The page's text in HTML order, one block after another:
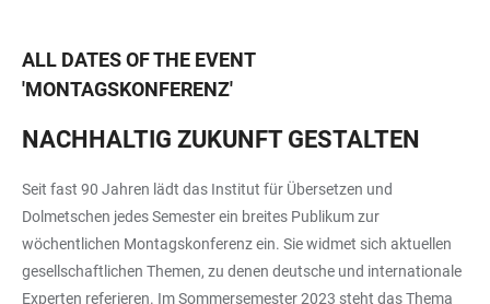
ALL DATES OF THE EVENT
'MONTAGSKONFERENZ'
NACHHALTIG ZUKUNFT GESTALTEN
Seit fast 90 Jahren lädt das Institut für Übersetzen und
Dolmetschen jedes Semester ein breites Publikum zur
wöchentlichen Montagskonferenz ein. Sie widmet sich aktuellen
gesellschaftlichen Themen, zu denen deutsche und internationale
Experten referieren. Im Sommersemester 2023 steht das Thema